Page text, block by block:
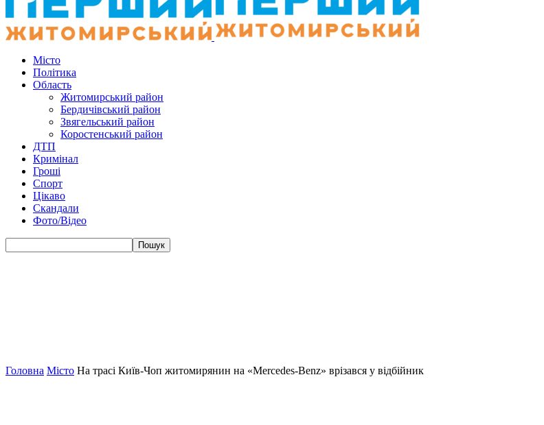
Місто
Політика
Область
Житомирський район
Бердичівський район
Звягельський район
Коростенський район
ДТП
Кримінал
Гроші
Спорт
Цікаво
Скандали
Фото/Відео
Головна Місто На трасі Київ-Чоп житомирянин на «Mercedes-Benz» врізався у відбійник